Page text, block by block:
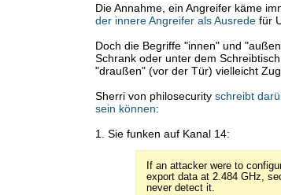
Die Annahme, ein Angreifer käme
der innere Angreifer als Ausrede für
Doch die Begriffe "innen" und
Schrank oder unter dem
"draußen" (vor der Tür) vielleicht
Sherri von philosecurityschreibt
sein können:
1. Sie funken auf Kanal 14:
If an attacker were to
export data at 2.484 GHz,
never detect it.